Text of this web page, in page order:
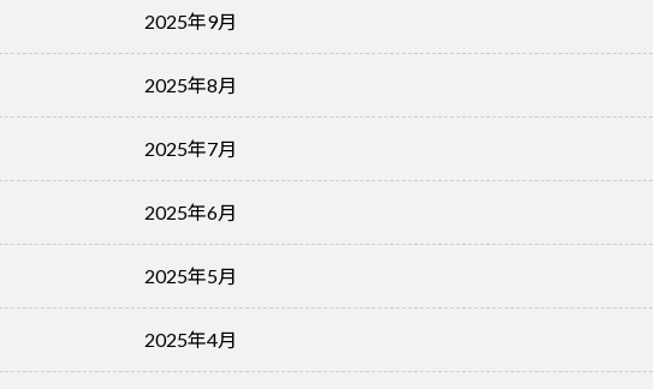
2025年9月
2025年8月
2025年7月
2025年6月
2025年5月
2025年4月